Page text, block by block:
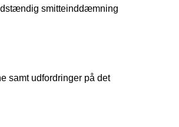
smitteinddæmning
samt udfordringer på det